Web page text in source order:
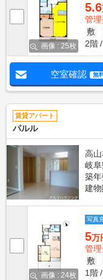
画像 : 25枚
5.6
管
敷
2階
空室確認 無
賃貸アパート
パルル
高
岐
築年
建
画像 : 24枚
写真
5万
管
敷
1階